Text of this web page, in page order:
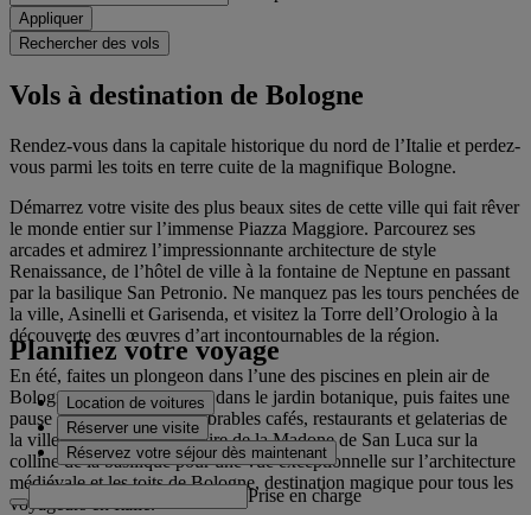
Appliquer
Rechercher des vols
Vols à destination de Bologne
Rendez-vous dans la capitale historique du nord de l’Italie et perdez-
vous parmi les toits en terre cuite de la magnifique Bologne.
Démarrez votre visite des plus beaux sites de cette ville qui fait rêver
le monde entier sur l’immense Piazza Maggiore. Parcourez ses
arcades et admirez l’impressionnante architecture de style
Renaissance, de l’hôtel de ville à la fontaine de Neptune en passant
par la basilique San Petronio. Ne manquez pas les tours penchées de
la ville, Asinelli et Garisenda, et visitez la Torre dell’Orologio à la
découverte des œuvres d’art incontournables de la région.
En été, faites un plongeon dans l’une des piscines en plein air de
Bologne et promenez-vous dans le jardin botanique, puis faites une
pause dans l’un des innombrables cafés, restaurants et gelaterias de
la ville. Montez au sanctuaire de la Madone de San Luca sur la
colline de la basilique pour une vue exceptionnelle sur l’architecture
médiévale et les toits de Bologne, destination magique pour tous les
voyageurs en Italie.
Planifiez votre voyage
Location de voitures
Réserver une visite
Réservez votre séjour dès maintenant
Prise en charge